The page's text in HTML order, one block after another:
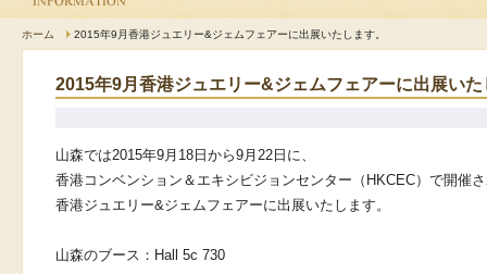
ホーム 2015年9月香港ジュエリー&ジェムフェアーに出展いたします。
2015年9月香港ジュエリー&ジェムフェアーに出展いた
山森では2015年9 月18日から9月22日に、
香港コンベンション＆エキシビジョンセンター（HKCEC） で開催
香港ジュエリー&ジェムフェアーに出展いたします。
山森のブース：Hall 5c 730